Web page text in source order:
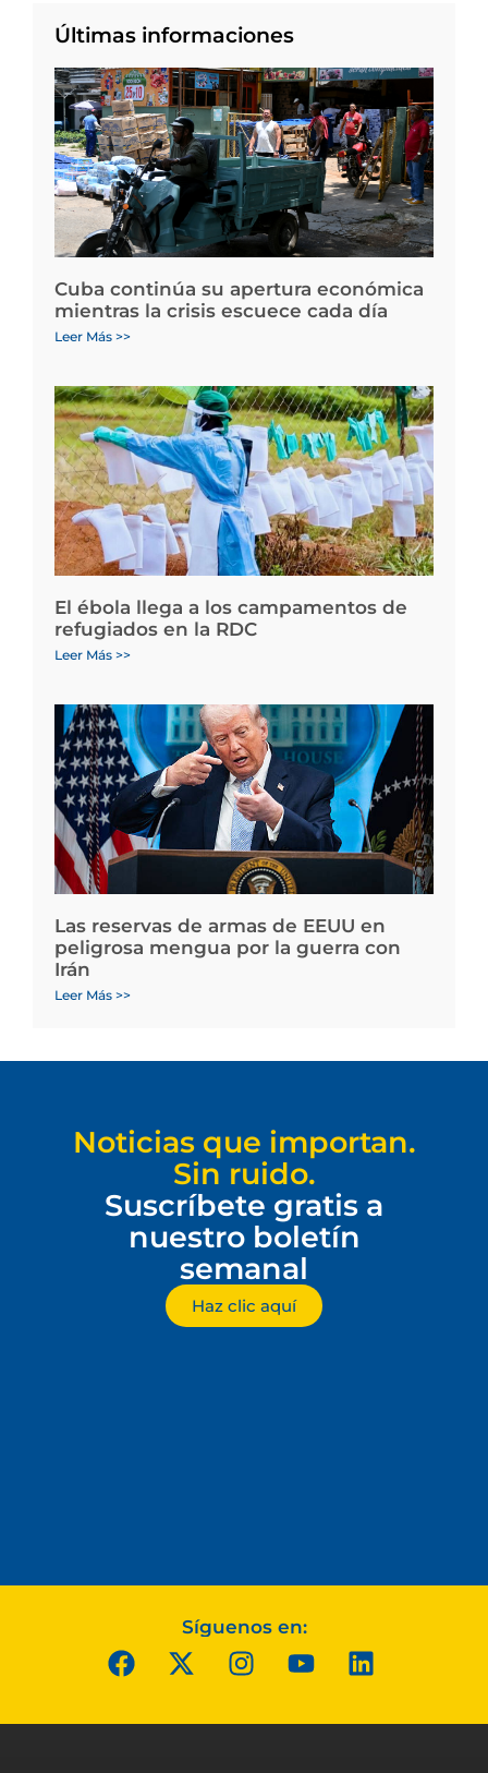
Últimas informaciones
Cuba continúa su apertura económica
mientras la crisis escuece cada día
Leer Más >>
El ébola llega a los campamentos de
refugiados en la RDC
Leer Más >>
Las reservas de armas de EEUU en
peligrosa mengua por la guerra con
Irán
Leer Más >>
Noticias que importan.
Sin ruido.
Suscríbete gratis a
nuestro boletín
semanal
Haz clic aquí
Síguenos en: